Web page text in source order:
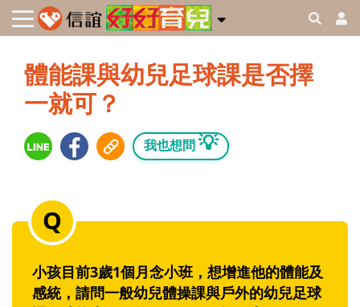
體能課與幼兒足球課是否擇
一就可？
我也想問 💡
小孩目前3歲1個月念小班，想增進他的體能及
感統，請問一般幼兒體操課與戶外的幼兒足球